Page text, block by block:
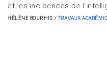
et les incidences de
HÉLÈNE BOURHIS TRAVAUX